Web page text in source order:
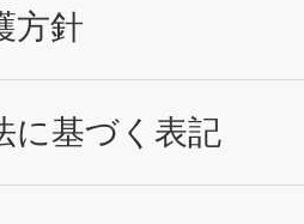
方針
に基づく表記